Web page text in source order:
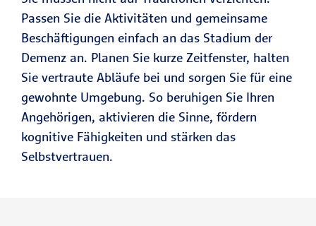
Passen Sie die Aktivitäten und gemeinsame
Beschäftigungen einfach an das Stadium der
Demenz an. Planen Sie kurze Zeitfenster, halten
Sie vertraute Abläufe bei und sorgen Sie für eine
gewohnte Umgebung. So beruhigen Sie Ihren
Angehörigen, aktivieren die Sinne, fördern
kognitive Fähigkeiten und stärken das
Selbstvertrauen.